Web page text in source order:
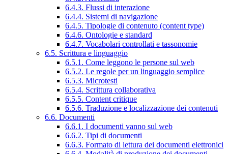
6.4.3. Flussi di interazione
6.4.4. Sistemi di navigazione
6.4.5. Tipologie di contenuto (content type)
6.4.6. Ontologie e standard
6.4.7. Vocabolari controllati e tassonomie
6.5. Scrittura e linguaggio
6.5.1. Come leggono le persone sul web
6.5.2. Le regole per un linguaggio semplice
6.5.3. Microtesti
6.5.4. Scrittura collaborativa
6.5.5. Content critique
6.5.6. Traduzione e localizzazione dei contenuti
6.6. Documenti
6.6.1. I documenti vanno sul web
6.6.2. Tipi di documenti
6.6.3. Formato di lettura dei documenti elettronici